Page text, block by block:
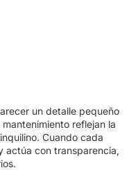
un detalle pequeño
reflejan la
Cuando cada
actúa con transparencia,